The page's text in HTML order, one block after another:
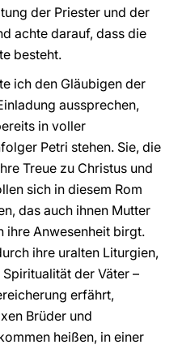
der Priester und der
achte darauf, dass die
besteht.
ich den Gläubigen der
aussprechen,
in voller
Petri stehen. Sie, die
Treue zu Christus und
sich in diesem Rom
das auch ihnen Mutter
ihre Anwesenheit birgt.
ihre uralten Liturgien,
der Väter –
erfährt,
Brüder und
heißen, in einer